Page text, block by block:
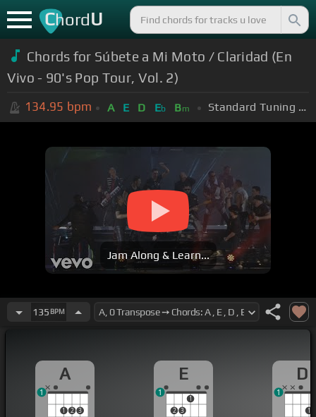
ChordU
Chords for Súbete a Mi Moto / Claridad (En
Vivo - 90's Pop Tour, Vol. 2)
134.95 bpm A E D Eb Bm Standard Tuning (EADGBE)
Jam Along & Learn...
135 BPM
A
1 2 3
1
E
2 3
1
1
D
1
1